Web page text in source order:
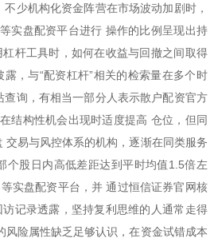
少机构化资金阵营在市场波动加剧时，
实盘配资平台进行 操作的比例呈现出持
杆工具时，如何在收益与回撤之间取得
，与“配资杠杆”相关的检索量在多个时
询，有相当一部分人表示散户配资官方
结构性机会出现时适度提高 仓位，但同
易与风控体系的机构，逐渐在同类服务
个股日内高低差距达到平时均值1.5倍左
实盘配资平台，并 通过恒信证券官网核
记录透露，坚持复利思维的人通常走得
险属性缺乏足够认识，在资金试错成本